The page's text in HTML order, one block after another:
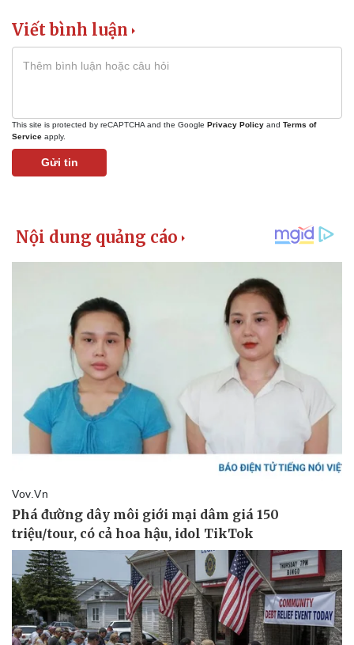
Kinh tế
Bất động sản
Khởi nghiệp
Thị trường
Viết bình luận
This site is protected by reCAPTCHA and the Google Privacy Policy and Terms of
Service apply.
Gửi tin